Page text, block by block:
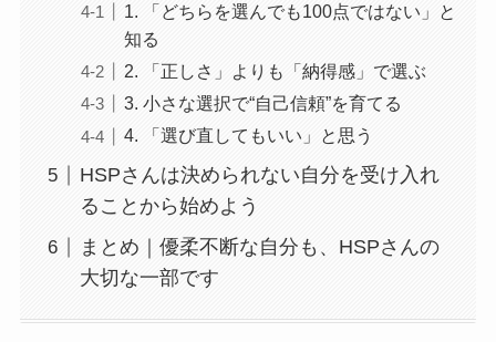
1. 「どちらを選んでも100点ではない」と
知る
2. 「正しさ」よりも「納得感」で選ぶ
3. 小さな選択で“自己信頼”を育てる
4. 「選び直してもいい」と思う
HSPさんは決められない自分を受け入れ
ることから始めよう
まとめ｜優柔不断な自分も、HSPさんの
大切な一部です